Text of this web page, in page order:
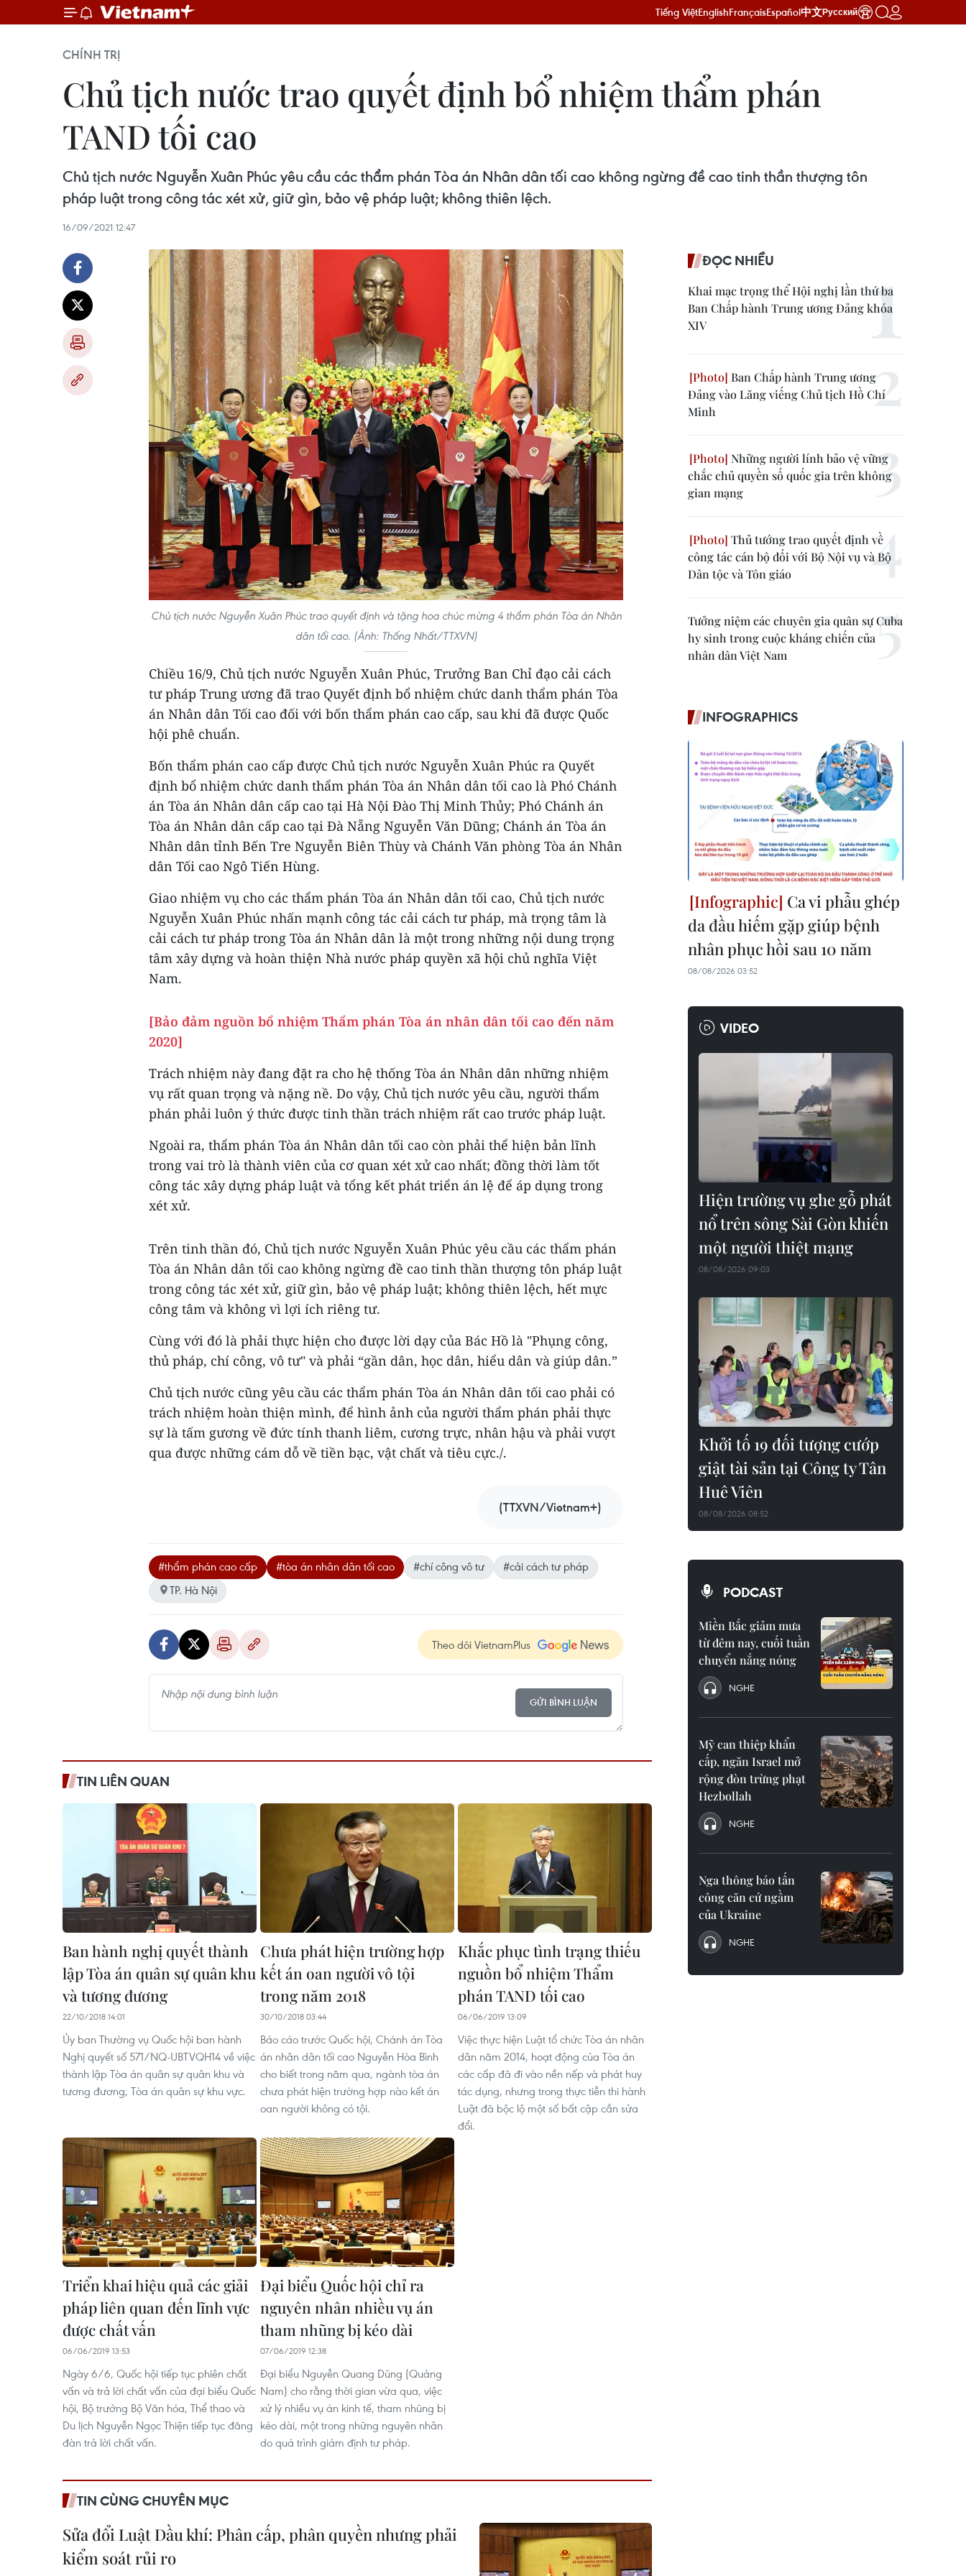
Tiếng ViệtEnglishFrançaisEspañol中文Русский
CHÍNH TRỊ
Chủ tịch nước trao quyết định bổ nhiệm thẩm phán
TAND tối cao
Chủ tịch nước Nguyễn Xuân Phúc yêu cầu các thẩm phán Tòa án Nhân dân tối cao không ngừng đề cao tinh thần thượng tôn
pháp luật trong công tác xét xử, giữ gìn, bảo vệ pháp luật; không thiên lệch.
16/09/2021 12:47
Chủ tịch nước Nguyễn Xuân Phúc trao quyết định và tặng hoa chúc mừng 4 thẩm phán Tòa án Nhân
dân tối cao. (Ảnh: Thống Nhất/TTXVN)
Chiều 16/9, Chủ tịch nước Nguyễn Xuân Phúc, Trưởng Ban Chỉ đạo cải cách
tư pháp Trung ương đã trao Quyết định bổ nhiệm chức danh thẩm phán Tòa
án Nhân dân Tối cao đối với bốn thẩm phán cao cấp, sau khi đã được Quốc
hội phê chuẩn.
Bốn thẩm phán cao cấp được Chủ tịch nước Nguyễn Xuân Phúc ra Quyết
định bổ nhiệm chức danh thẩm phán Tòa án Nhân dân tối cao là Phó Chánh
án Tòa án Nhân dân cấp cao tại Hà Nội Đào Thị Minh Thủy; Phó Chánh án
Tòa án Nhân dân cấp cao tại Đà Nẵng Nguyễn Văn Dũng; Chánh án Tòa án
Nhân dân tỉnh Bến Tre Nguyễn Biên Thùy và Chánh Văn phòng Tòa án Nhân
dân Tối cao Ngô Tiến Hùng.
Giao nhiệm vụ cho các thẩm phán Tòa án Nhân dân tối cao, Chủ tịch nước
Nguyễn Xuân Phúc nhấn mạnh công tác cải cách tư pháp, mà trọng tâm là
cải cách tư pháp trong Tòa án Nhân dân là một trong những nội dung trọng
tâm xây dựng và hoàn thiện Nhà nước pháp quyền xã hội chủ nghĩa Việt
Nam.
[Bảo đảm nguồn bổ nhiệm Thẩm phán Tòa án nhân dân tối cao đến năm
2020]
Trách nhiệm này đang đặt ra cho hệ thống Tòa án Nhân dân những nhiệm
vụ rất quan trọng và nặng nề. Do vậy, Chủ tịch nước yêu cầu, người thẩm
phán phải luôn ý thức được tinh thần trách nhiệm rất cao trước pháp luật.
Ngoài ra, thẩm phán Tòa án Nhân dân tối cao còn phải thể hiện bản lĩnh
trong vai trò là thành viên của cơ quan xét xử cao nhất; đồng thời làm tốt
công tác xây dựng pháp luật và tổng kết phát triển án lệ để áp dụng trong
xét xử.
Trên tinh thần đó, Chủ tịch nước Nguyễn Xuân Phúc yêu cầu các thẩm phán
Tòa án Nhân dân tối cao không ngừng đề cao tinh thần thượng tôn pháp luật
trong công tác xét xử, giữ gìn, bảo vệ pháp luật; không thiên lệch, hết mực
công tâm và không vì lợi ích riêng tư.
Cùng với đó là phải thực hiện cho được lời dạy của Bác Hồ là "Phụng công,
thủ pháp, chí công, vô tư" và phải “gần dân, học dân, hiểu dân và giúp dân.”
Chủ tịch nước cũng yêu cầu các thẩm phán Tòa án Nhân dân tối cao phải có
trách nhiệm hoàn thiện mình, để hình ảnh của người thẩm phán phải thực
sự là tấm gương về đức tính thanh liêm, cương trực, nhân hậu và phải vượt
qua được những cám dỗ về tiền bạc, vật chất và tiêu cực./.
(TTXVN/Vietnam+)
#thẩm phán cao cấp #tòa án nhân dân tối cao #chí công vô tư
#cải cách tư pháp
TP. Hà Nội
Theo dõi VietnamPlus
GỬI BÌNH LUẬN
TIN LIÊN QUAN
Ban hành nghị quyết thành
lập Tòa án quân sự quân khu
và tương đương
22/10/2018 14:01
Ủy ban Thường vụ Quốc hội ban hành
Nghị quyết số 571/NQ-UBTVQH14 về việc
thành lập Tòa án quân sự quân khu và
tương đương; Tòa án quân sự khu vực.
Chưa phát hiện trường hợp
kết án oan người vô tội
trong năm 2018
30/10/2018 03:44
Báo cáo trước Quốc hội, Chánh án Tòa
án nhân dân tối cao Nguyễn Hòa Bình
cho biết trong năm qua, ngành tòa án
chưa phát hiện trường hợp nào kết án
oan người không có tội.
Khắc phục tình trạng thiếu
nguồn bổ nhiệm Thẩm
phán TAND tối cao
06/06/2019 13:09
Việc thực hiện Luật tổ chức Tòa án nhân
dân năm 2014, hoạt động của Tòa án
các cấp đã đi vào nền nếp và phát huy
tác dụng, nhưng trong thực tiễn thi hành
Luật đã bộc lộ một số bất cập cần sửa
đổi.
Triển khai hiệu quả các giải
pháp liên quan đến lĩnh vực
được chất vấn
06/06/2019 13:53
Ngày 6/6, Quốc hội tiếp tục phiên chất
vấn và trả lời chất vấn của đại biểu Quốc
hội, Bộ trưởng Bộ Văn hóa, Thể thao và
Du lịch Nguyễn Ngọc Thiện tiếp tục đăng
đàn trả lời chất vấn.
Đại biểu Quốc hội chỉ ra
nguyên nhân nhiều vụ án
tham nhũng bị kéo dài
07/06/2019 12:38
Đại biểu Nguyễn Quang Dũng (Quảng
Nam) cho rằng thời gian vừa qua, việc
xử lý nhiều vụ án kinh tế, tham nhũng bị
kéo dài, một trong những nguyên nhân
do quá trình giám định tư pháp.
TIN CÙNG CHUYÊN MỤC
Sửa đổi Luật Dầu khí: Phân cấp, phân quyền nhưng phải
kiểm soát rủi ro
ĐỌC NHIỀU
Khai mạc trọng thể Hội nghị lần thứ ba
Ban Chấp hành Trung ương Đảng khóa
XIV
Ban Chấp hành Trung ương
Đảng vào Lăng viếng Chủ tịch Hồ Chí
Minh
Những người lính bảo vệ vững
chắc chủ quyền số quốc gia trên không
gian mạng
Thủ tướng trao quyết định về
công tác cán bộ đối với Bộ Nội vụ và Bộ
Dân tộc và Tôn giáo
Tưởng niệm các chuyên gia quân sự Cuba
hy sinh trong cuộc kháng chiến của
nhân dân Việt Nam
INFOGRAPHICS
Ca vi phẫu ghép
da đầu hiếm gặp giúp bệnh
nhân phục hồi sau 10 năm
08/08/2026 03:52
VIDEO
Hiện trường vụ ghe gỗ phát
nổ trên sông Sài Gòn khiến
một người thiệt mạng
08/08/2026 09:03
Khởi tố 19 đối tượng cướp
giật tài sản tại Công ty Tân
Huê Viên
08/08/2026 08:52
PODCAST
Miền Bắc giảm mưa
từ đêm nay, cuối tuần
chuyển nắng nóng
NGHE
Mỹ can thiệp khẩn
cấp, ngăn Israel mở
rộng đòn trừng phạt
Hezbollah
NGHE
Nga thông báo tấn
công căn cứ ngầm
của Ukraine
NGHE